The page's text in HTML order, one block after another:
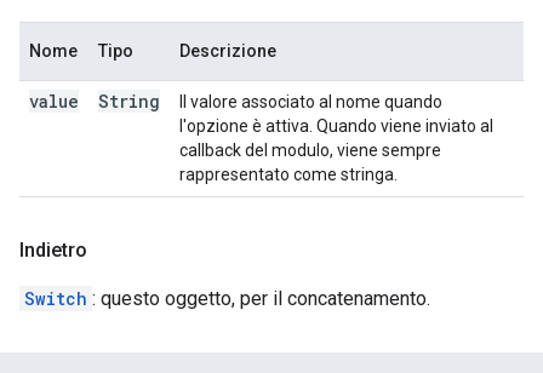
Nome Tipo Descrizione
value String
Il valore associato al nome quando
l'opzione è attiva. Quando viene inviato al
callback del modulo, viene sempre
rappresentato come stringa.
Indietro
Switch : questo oggetto, per il concatenamento.